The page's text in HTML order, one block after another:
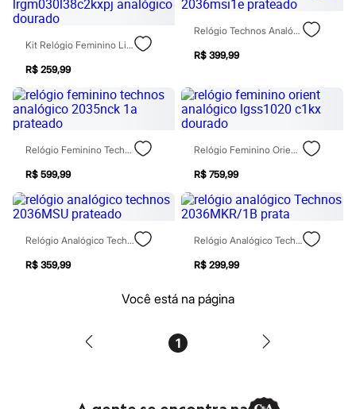
Hello Kitty
Homem Aranha
Minecraft
Naruto
Patrulha Canina
Sonic
Stitch
Beleza
Kits
Novidades
Cabelos
Condicionador
Escovas e Pentes
Finalizadores
Shampoo
Tratamento
Cuidados com o corpo
Hidratante
Cuidados com o rosto
Kit Relógio Feminino Lince Lrgm030l38c2kxpj Analógico Dourado
R$ 259,99
Relógio Technos Analógico 2036msi1e Prateado
R$ 399,99
Relógio Feminino Technos Analógico 2035nck 1a Prateado
R$ 599,99
Relógio Feminino Orient Analógico Lgss1020 C1kx Dourado
R$ 759,99
Relógio Analógico Technos 2036MSU Prateado
R$ 359,99
Relógio Analógico Technos 2036MKR/1B Prata
R$ 299,99
Você está na página
1